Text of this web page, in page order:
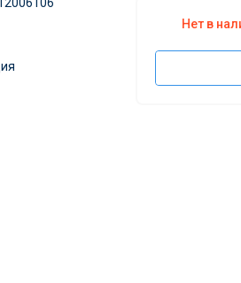
Нет в